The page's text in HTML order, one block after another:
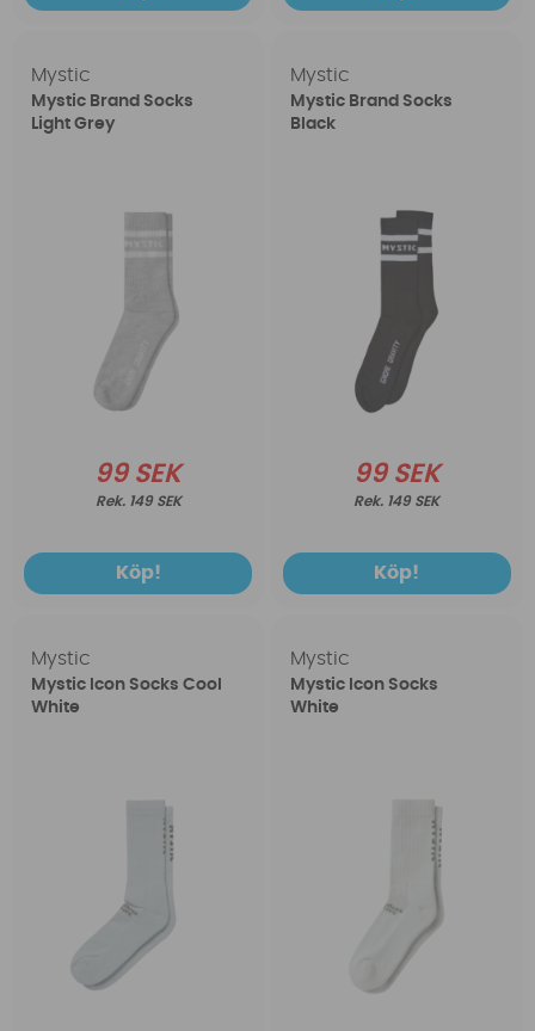
Mystic
Mystic Brand Socks
Light Grey
99 SEK
149 SEK
Köp!
Mystic
Mystic Brand Socks
Black
99 SEK
149 SEK
Köp!
Mystic
Mystic Icon Socks Cool
White
Mystic
Mystic Icon Socks
White